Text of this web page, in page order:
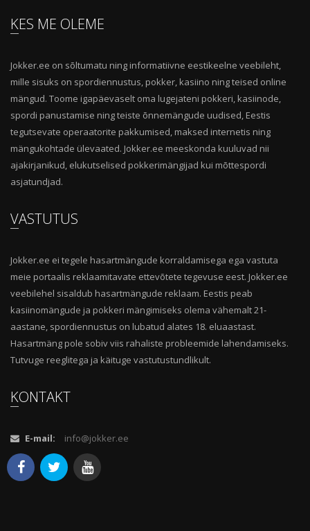
KES ME OLEME
Jokker.ee on sõltumatu ning informatiivne eestikeelne veebileht,
mille sisuks on spordiennustus, pokker, kasiino ning teised online
mängud. Toome igapäevaselt oma lugejateni pokkeri, kasiinode,
spordi panustamise ning teiste õnnemängude uudised, Eestis
tegutsevate operaatorite pakkumised, maksed internetis ning
mängukohtade ülevaated. Jokker.ee meeskonda kuuluvad nii
ajakirjanikud, elukutselised pokkerimängijad kui mõttespordi
asjatundjad.
VASTUTUS
Jokker.ee ei tegele hasartmängude korraldamisega ega vastuta
meie portaalis reklaamitavate ettevõtete tegevuse eest. Jokker.ee
veebilehel sisaldub hasartmängude reklaam. Eestis peab
kasiinomängude ja pokkeri mängimiseks olema vähemalt 21-
aastane, spordiennustus on lubatud alates 18. eluaastast.
Hasartmäng pole sobiv viis rahaliste probleemide lahendamiseks.
Tutvuge reeglitega ja käituge vastutustundlikult.
KONTAKT
E-mail: info@jokker.ee